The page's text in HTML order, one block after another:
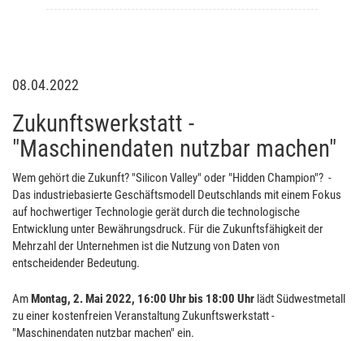
08.04.2022
Zukunftswerkstatt -
"Maschinendaten nutzbar machen"
Wem gehört die Zukunft? "Silicon Valley" oder "Hidden Champion"? -
Das industriebasierte Geschäftsmodell Deutschlands mit einem Fokus
auf hochwertiger Technologie gerät durch die technologische
Entwicklung unter Bewährungsdruck. Für die Zukunftsfähigkeit der
Mehrzahl der Unternehmen ist die Nutzung von Daten von
entscheidender Bedeutung.
AmMontag, 2. Mai 2022, 16:00 Uhr bis 18:00 Uhr lädt Südwestmetall
zu einer kostenfreien Veranstaltung Zukunftswerkstatt -
"Maschinendaten nutzbar machen" ein.